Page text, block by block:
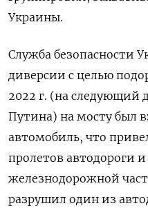
Украины.
Служба безопасности
диверсии с целью
2022 г. (на следующий
Путина) на мосту был
автомобиль, что
пролетов автодороги
железнодорожной
разрушил один из